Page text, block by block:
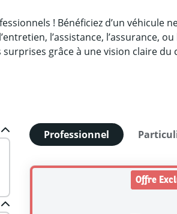
! Bénéficiez d’un
l’assistance,
grâce à une vision claire du
Professionnel
Offre